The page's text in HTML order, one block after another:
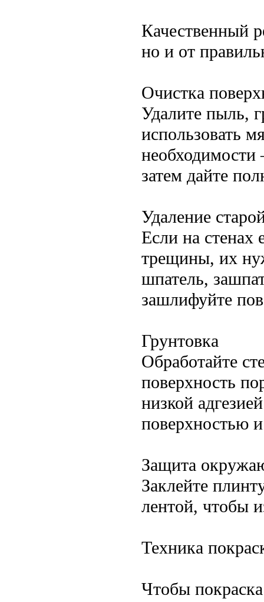
Качественный
но и от
Очистка
Удалите пыль,
использовать
затем дайте
Удаление
Если на стенах
трещины, их
шпатель,
зашлифуйте
Грунтовка
Обработайте
поверхность
низкой
поверхностью
Защита
Заклейте
лентой, чтобы
Техника
Чтобы